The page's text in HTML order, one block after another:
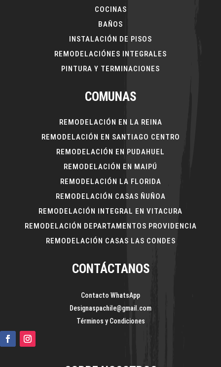
COCINAS
BAÑOS
INSTALACIÓN DE PISOS
REMODELACIÓNES INTEGRALES
PINTURA Y TERMINACIONES
COMUNAS
REMODELACIÓN EN LA REINA
REMODELACIÓN EN SANTIAGO CENTRO
REMODELACIÓN EN PUDAHUEL
REMODELACIÓN EN MAIPÚ
REMODELACIÓN LA FLORIDA
REMODELACIÓN CASAS ÑUÑOA
REMODELACIÓN INTEGRAL EN VITACURA
REMODELACIÓN DEPARTAMENTOS PROVIDENCIA
REMODELACIÓN CASAS LAS CONDES
CONTÁCTANOS
Contacto WhatsApp
Designaspachile@gmail.com
Términos y Condiciones